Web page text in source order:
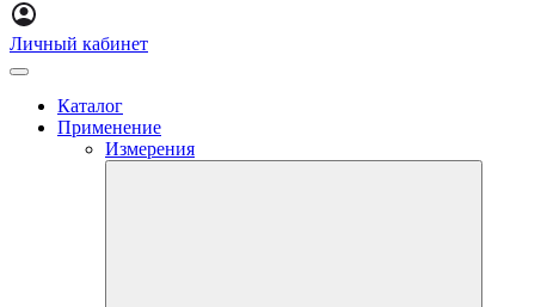
Личный кабинет
Каталог
Применение
Измерения